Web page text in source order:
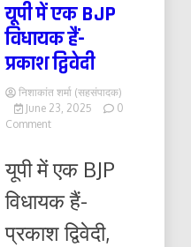
यूपी में एक BJP
विधायक हैं-
प्रकाश द्विवेदी
निशाकांत शर्मा (सहसंपादक)
June 23, 2025
0
Commenton
एक
विधायक
प्रकाश
यूपी में एक BJP
विधायक हैं-
प्रकाश द्विवेदी,